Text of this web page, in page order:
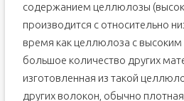
содержанием целлюлозы
производится с относительно
время как целлюлоза с
большое количество других
изготовленная из такой
других волокон, обычно